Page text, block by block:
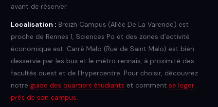
avant de réserver.
Localisation : Breizh Campus (Allée De La Varende) est
proche de Rennes 1, Sciences Po et des zones d'activité
économique est. Carré Malo (Rue de Saint Malo) est bien
desservie par les bus et le métro rennais, à proximité des
facultés ouest et de l'hypercentre. Pour choisir, découvrez
notre guide des quartiers étudiants et comment se loger
près de son campus.